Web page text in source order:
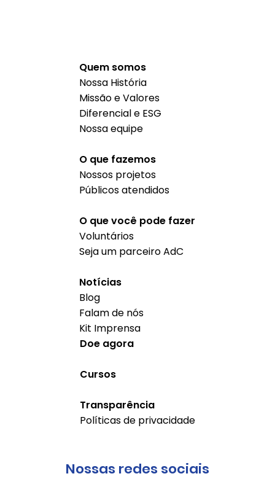
Nossas redes sociais
Quem somos
Nossa História
Missão e Valores
Diferencial e ESG
Nossa equipe
O que fazemos
Nossos projetos
Públicos atendidos
O que você pode fazer
Voluntários
Seja um parceiro AdC
Notícias
Blog
Falam de nós
Kit Imprensa
Doe agora
Cursos
Transparência
Políticas de privacidade